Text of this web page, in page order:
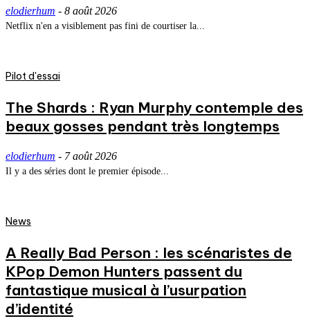
elodierhum - 8 août 2026
Netflix n'en a visiblement pas fini de courtiser la...
Pilot d'essai
The Shards : Ryan Murphy contemple des
beaux gosses pendant très longtemps
elodierhum - 7 août 2026
Il y a des séries dont le premier épisode...
News
A Really Bad Person : les scénaristes de
KPop Demon Hunters passent du
fantastique musical à l’usurpation
d’identité